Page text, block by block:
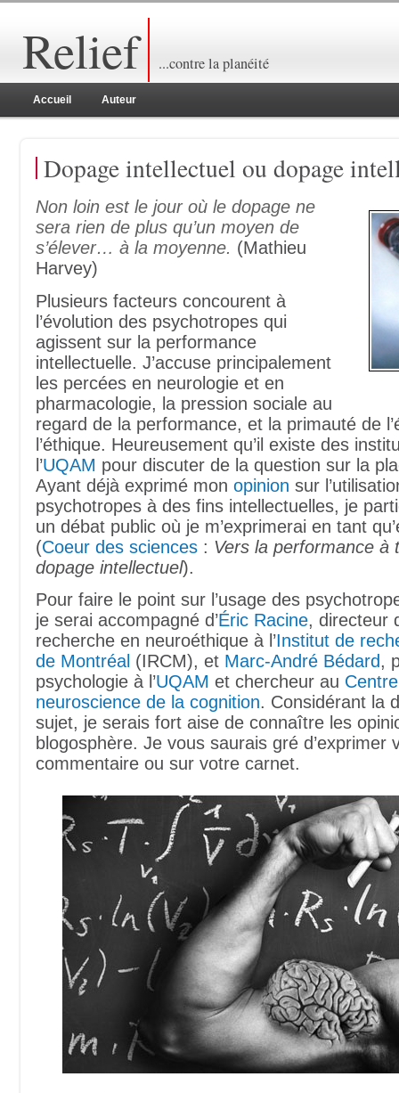
Relief ...contre la planéité
Accueil Auteur
Dopage intellectuel ou dopage
Non loin est le jour où le dopage ne
sera rien de plus qu’un moyen de
s’élever… à la moyenne. (Mathieu
Harvey)
Plusieurs facteurs concourent à
l’évolution des psychotropes qui
agissent sur la performance
intellectuelle. J’accuse principalement
les percées en neurologie et en
pharmacologie, la pression sociale au
regard de la performance, et la primauté de
l’éthique. Heureusement qu’il existe des
l’UQAM pour discuter de la question sur la
Ayant déjà exprimé mon opinion sur
psychotropes à des fins intellectuelles, je
un débat public où je m’exprimerai en tant
(Coeur des sciences : Vers la performance à
dopage intellectuel).
Pour faire le point sur l’usage des
je serai accompagné d’Éric Racine, directeur
recherche en neuroéthique à l’Institut de
de Montréal (IRCM), et Marc-André Bédard,
psychologie à l’UQAM et chercheur au
neuroscience de la cognition. Considérant la
sujet, je serais fort aise de connaître les
blogosphère. Je vous saurais gré d’exprimer
commentaire ou sur votre carnet.